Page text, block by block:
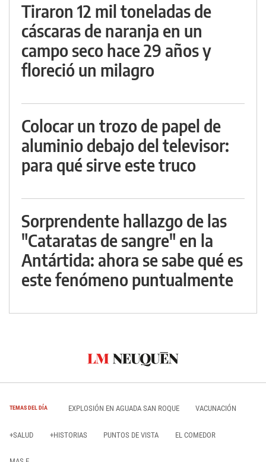
Tiraron 12 mil toneladas de
cáscaras de naranja en un
campo seco hace 29 años y
floreció un milagro
Colocar un trozo de papel de
aluminio debajo del televisor:
para qué sirve este truco
Sorprendente hallazgo de las
"Cataratas de sangre" en la
Antártida: ahora se sabe qué es
este fenómeno puntualmente
TEMAS DEL DÍA EXPLOSIÓN EN AGUADA SAN ROQUE VACUNACIÓN
+SALUD +HISTORIAS PUNTOS DE VISTA EL COMEDOR